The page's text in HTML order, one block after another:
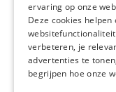
ervaring op onze
Deze cookies helpen
verbeteren, je
advertenties te
begrijpen hoe onze